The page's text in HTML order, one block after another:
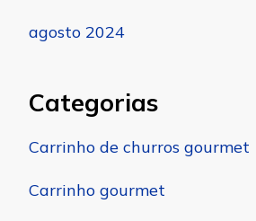
agosto 2024
Categorias
Carrinho de churros gourmet
Carrinho gourmet